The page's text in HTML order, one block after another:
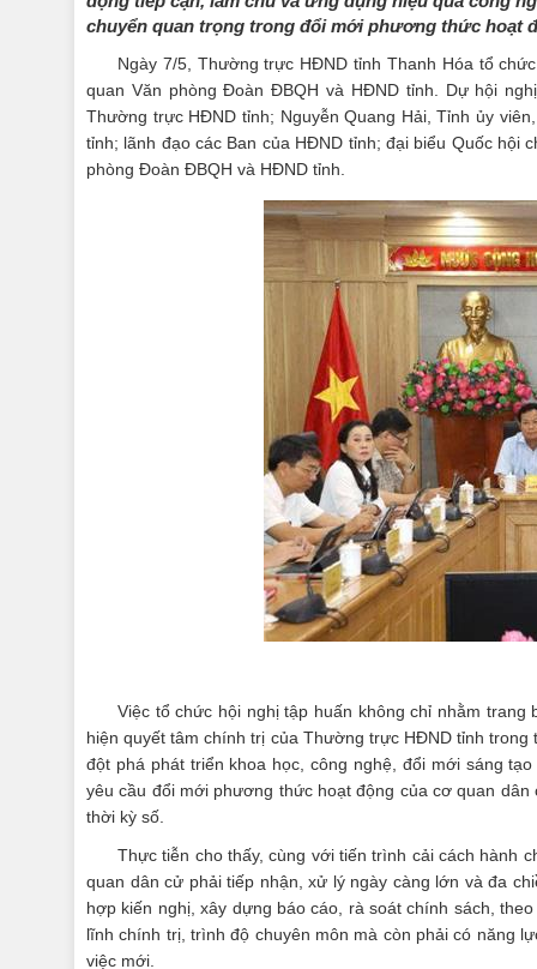
chuyển quan trọng trong đổi mới phương thức hoạt
Ngày 7/5, Thường trực HĐND tỉnh Thanh Hóa tổ
quan Văn phòng Đoàn ĐBQH và HĐND tỉnh. Dự hội
Thường trực HĐND tỉnh; Nguyễn Quang Hải, Tỉnh ủy
tỉnh; lãnh đạo các Ban của HĐND tỉnh; đại biểu Quốc hội
phòng Đoàn ĐBQH và HĐND tỉnh.
Việc tổ chức hội nghị tập huấn không chỉ nhằm
hiện quyết tâm chính trị của Thường trực HĐND tỉnh
đột phá phát triển khoa học, công nghệ, đổi mới sáng
yêu cầu đổi mới phương thức hoạt động của cơ quan
thời kỳ số.
Thực tiễn cho thấy, cùng với tiến trình cải cách hành
quan dân cử phải tiếp nhận, xử lý ngày càng lớn và đa
hợp kiến nghị, xây dựng báo cáo, rà soát chính sách,
lĩnh chính trị, trình độ chuyên môn mà còn phải có năng
việc mới.